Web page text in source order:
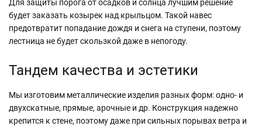
Для защиты порога от осадков и солнца лучшим решение
будет заказать козырек над крыльцом. Такой навес
предотвратит попадание дождя и снега на ступени, поэтому
лестница не будет скользкой даже в непогоду.
Тандем качества и эстетики
Мы изготовим металлические изделия разных форм: одно- и
двухскатные, прямые, арочные и др. Конструкция надежно
крепится к стене, поэтому даже при сильных порывах ветра и